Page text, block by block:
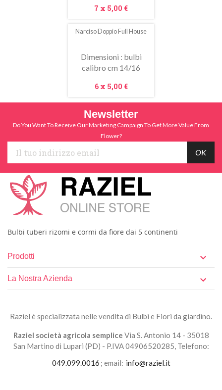
Prezzo
7 x 5,00 €
Narciso Doppio Full House
Dimensioni : bulbi
calibro cm 14/16
Prezzo
6 x 5,00 €
Newsletter
Do You Want To Receive Our Marketing Campaign To Get More Value From
Flower?
Bulbi tuberi rizomi e cormi da fiore dai 5 continenti
Prodotti 
La Nostra Azienda 
Raziel è specializzata nelle vendita di Bulbi e Fiori da giardino.
Raziel società agricola semplice Via S. Antonio 14 - 35018
San Martino di Lupari (PD) - P.IVA 04906520285, Telefono:
049.099.0016 ; email: info@raziel.it